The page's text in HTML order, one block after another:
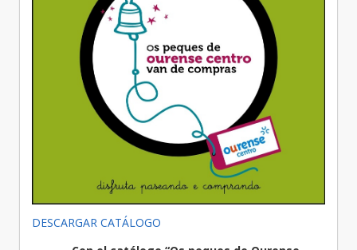
DESCARGAR CATÁLOGO